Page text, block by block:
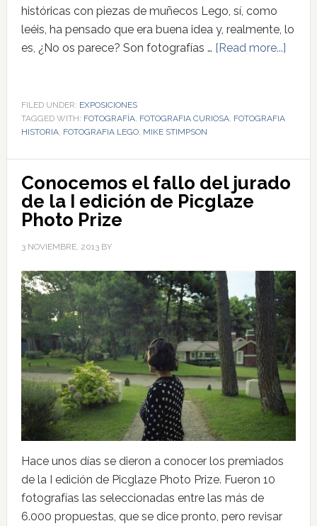
históricas con piezas de muñecos Lego, sí, como
leéis, ha pensado que era buena idea y, realmente, lo
es, ¿No os parece? Son fotografías … [Read more...]
FILED UNDER: EXPOSICIONES
TAGGED WITH: FOTOGRAFÍA, FOTOGRAFIA CURIOSA, FOTOGRAFIA
HISTORIA, FOTOGRAFIA LEGO, MIKE STIMPSON
Conocemos el fallo del jurado
de la I edición de Picglaze
Photo Prize
3 NOVIEMBRE, 2013BY
Hace unos días se dieron a conocer los premiados
de la I edición de Picglaze Photo Prize. Fueron 10
fotografías las seleccionadas entre las más de
6.000 propuestas, que se dice pronto, pero revisar